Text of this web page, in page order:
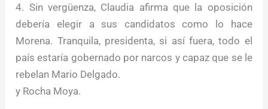
4. Sin vergüenza, Claudia afirma que la oposición
debería elegir a sus candidatos como lo hace
Morena. Tranquila, presidenta, si así fuera, todo el
país estaría gobernado por narcos y capaz que se le
rebelan Mario Delgado.
y Rocha Moya.